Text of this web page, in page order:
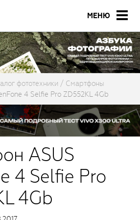
МЕНЮ
фототехники
Смартфоны
4 Selfie Pro ZD552KL 4Gb
ASUS
4 Selfie Pro
4Gb